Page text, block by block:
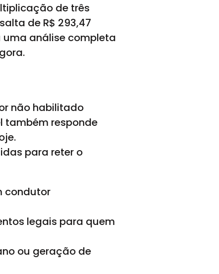
de três
de R$ 293,47
uma análise completa
não habilitado
também responde
para reter o
condutor
legais para quem
ou geração de